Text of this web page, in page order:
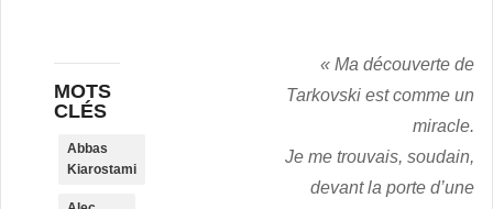
« Ma découverte de
Tarkovski est comme un
miracle.
Je me trouvais, soudain,
devant la porte d’une
MOTS
CLÉS
Abbas
Kiarostami